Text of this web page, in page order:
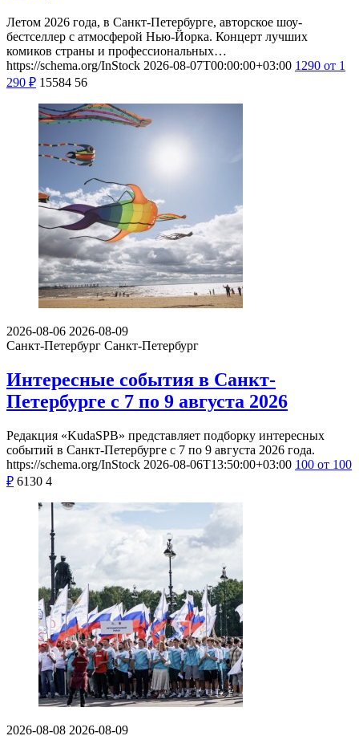
Летом 2026 года, в Санкт-Петербурге, авторское шоу-
бестселлер с атмосферой Нью-Йорка. Концерт лучших
комиков страны и профессиональных…
https://schema.org/InStock 2026-08-07T00:00:00+03:00 1290 от 1
290 ₽ 15584 56
2026-08-06 2026-08-09
Санкт-Петербург Санкт-Петербург
Интересные события в Санкт-
Петербурге с 7 по 9 августа 2026
Редакция «KudaSPB» представляет подборку интересных
событий в Санкт-Петербурге с 7 по 9 августа 2026 года.
https://schema.org/InStock 2026-08-06T13:50:00+03:00 100 от 100
₽ 6130 4
2026-08-08 2026-08-09